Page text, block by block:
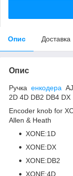
Опис Доставка
Опис
Ручка енкодера
2D 4D DB2 DB4 DX
Encoder knob for
Allen & Heath
XONE:1D
XONE:DX
XONE:DB2
XONE:4D